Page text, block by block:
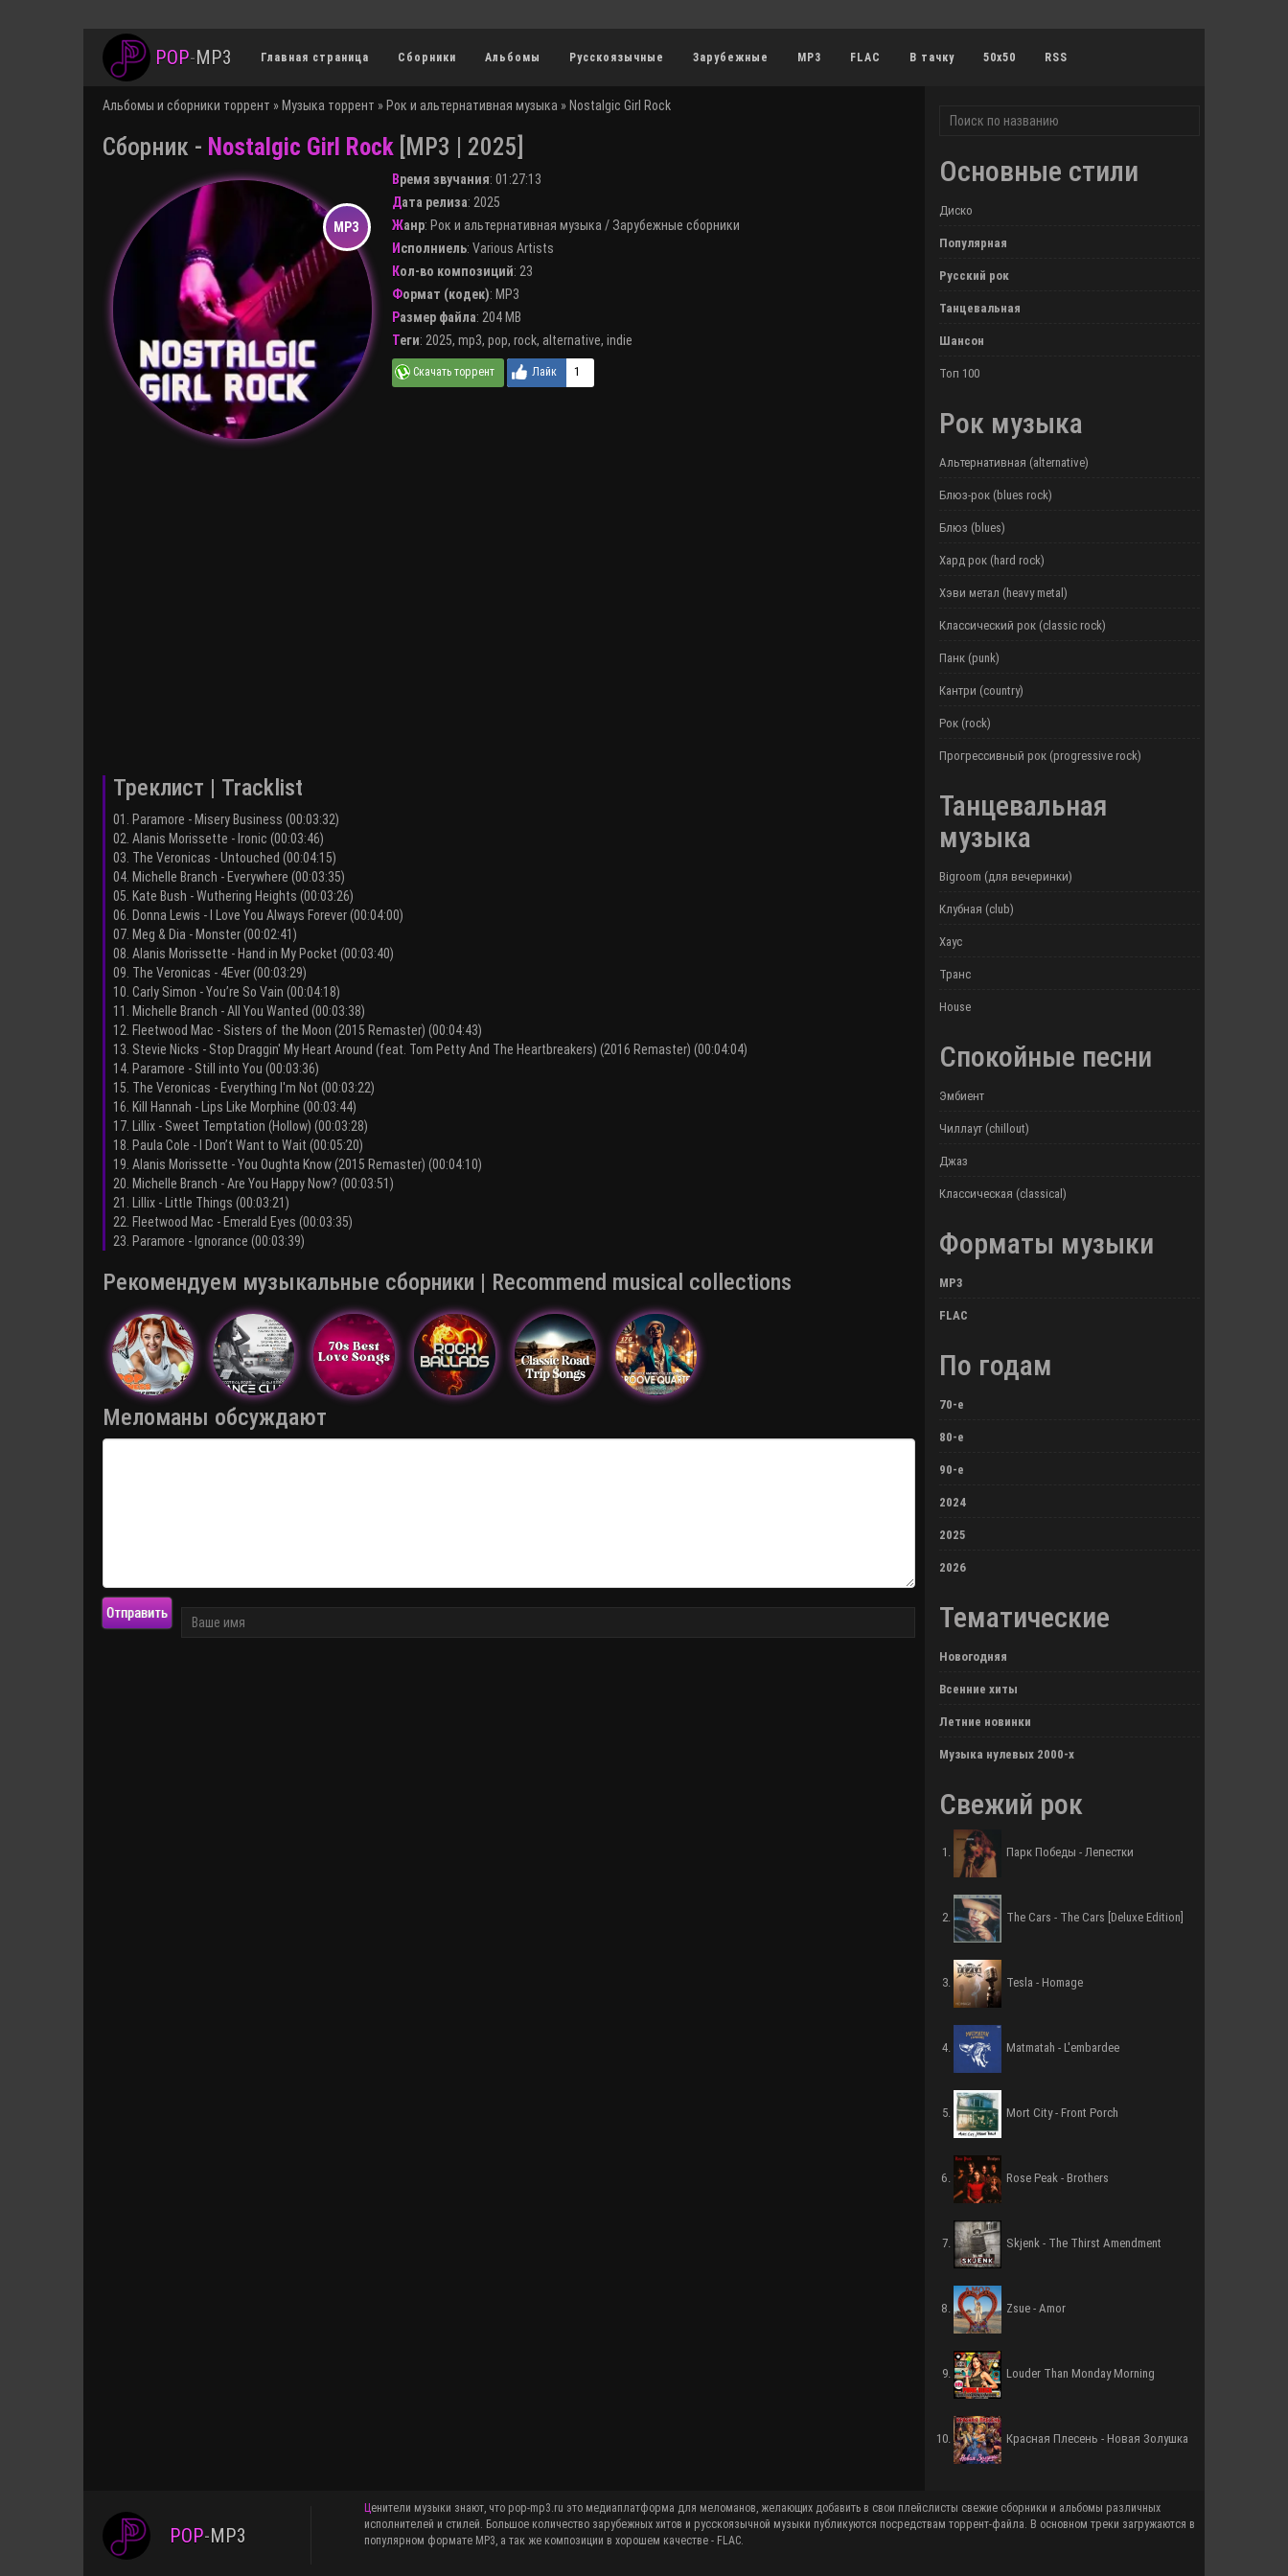
POP-MP3 Главная страница Сборники Альбомы Русскоязычные Зарубежные MP3 FLAC В тачку 50x50 RSS
Альбомы и сборники торрент » Музыка торрент » Рок и альтернативная музыка » Nostalgic Girl Rock
Сборник - Nostalgic Girl Rock [MP3 | 2025]
Время звучания: 01:27:13
Дата релиза: 2025
Жанр: Рок и альтернативная музыка / Зарубежные сборники
Исполниель: Various Artists
Кол-во композиций: 23
Формат (кодек): MP3
Размер файла: 204 MB
Теги: 2025, mp3, pop, rock, alternative, indie
1
Треклист | Tracklist
01. Paramore - Misery Business (00:03:32)
02. Alanis Morissette - Ironic (00:03:46)
03. The Veronicas - Untouched (00:04:15)
04. Michelle Branch - Everywhere (00:03:35)
05. Kate Bush - Wuthering Heights (00:03:26)
06. Donna Lewis - I Love You Always Forever (00:04:00)
07. Meg & Dia - Monster (00:02:41)
08. Alanis Morissette - Hand in My Pocket (00:03:40)
09. The Veronicas - 4Ever (00:03:29)
10. Carly Simon - You’re So Vain (00:04:18)
11. Michelle Branch - All You Wanted (00:03:38)
12. Fleetwood Mac - Sisters of the Moon (2015 Remaster) (00:04:43)
13. Stevie Nicks - Stop Draggin' My Heart Around (feat. Tom Petty And The Heartbreakers) (2016 Remaster) (00:04:04)
14. Paramore - Still into You (00:03:36)
15. The Veronicas - Everything I'm Not (00:03:22)
16. Kill Hannah - Lips Like Morphine (00:03:44)
17. Lillix - Sweet Temptation (Hollow) (00:03:28)
18. Paula Cole - I Don’t Want to Wait (00:05:20)
19. Alanis Morissette - You Oughta Know (2015 Remaster) (00:04:10)
20. Michelle Branch - Are You Happy Now? (00:03:51)
21. Lillix - Little Things (00:03:21)
22. Fleetwood Mac - Emerald Eyes (00:03:35)
23. Paramore - Ignorance (00:03:39)
Рекомендуем музыкальные сборники | Recommend musical collections
Меломаны обсуждают
Отправить
Основные стили
Диско
Популярная
Русский рок
Танцевальная
Шансон
Топ 100
Рок музыка
Альтернативная (alternative)
Блюз-рок (blues rock)
Блюз (blues)
Хард рок (hard rock)
Хэви метал (heavy metal)
Классический рок (classic rock)
Панк (punk)
Кантри (country)
Рок (rock)
Прогрессивный рок (progressive rock)
Танцевальная
музыка
Bigroom (для вечеринки)
Клубная (club)
Хаус
Транс
House
Спокойные песни
Эмбиент
Чиллаут (chillout)
Джаз
Классическая (classical)
Форматы музыки
MP3
FLAC
По годам
70-е
80-е
90-е
2024
2025
2026
Тематические
Новогодняя
Всенние хиты
Летние новинки
Музыка нулевых 2000-х
Свежий рок
Парк Победы - Лепестки
The Cars - The Cars [Deluxe Edition]
Tesla - Homage
Matmatah - L'embardee
Mort City - Front Porch
Rose Peak - Brothers
Skjenk - The Thirst Amendment
Zsue - Amor
Louder Than Monday Morning
Красная Плесень - Новая Золушка
POP-MP3
Ценители музыки знают, что pop-mp3.ru это медиаплатформа для меломанов, желающих добавить в свои плейслисты свежие сборники и альбомы различных
исполнителей и стилей. Большое количество зарубежных хитов и русскоязычной музыки публикуются посредствам торрент-файла. В основном треки загружаются в
популярном формате MP3, а так же композиции в хорошем качестве - FLAC.